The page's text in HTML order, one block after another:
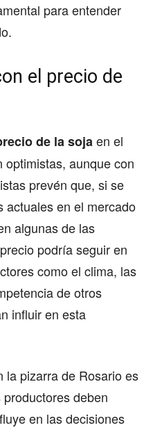
para entender
el precio de
de la sojaen el
aunque con
prevén que, si se
actuales en el mercado
algunas de las
podría seguir en
como el clima, las
de otros
influir en esta
la pizarra de Rosario es
deben
en las decisiones